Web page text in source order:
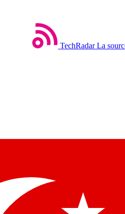
TechRadar La